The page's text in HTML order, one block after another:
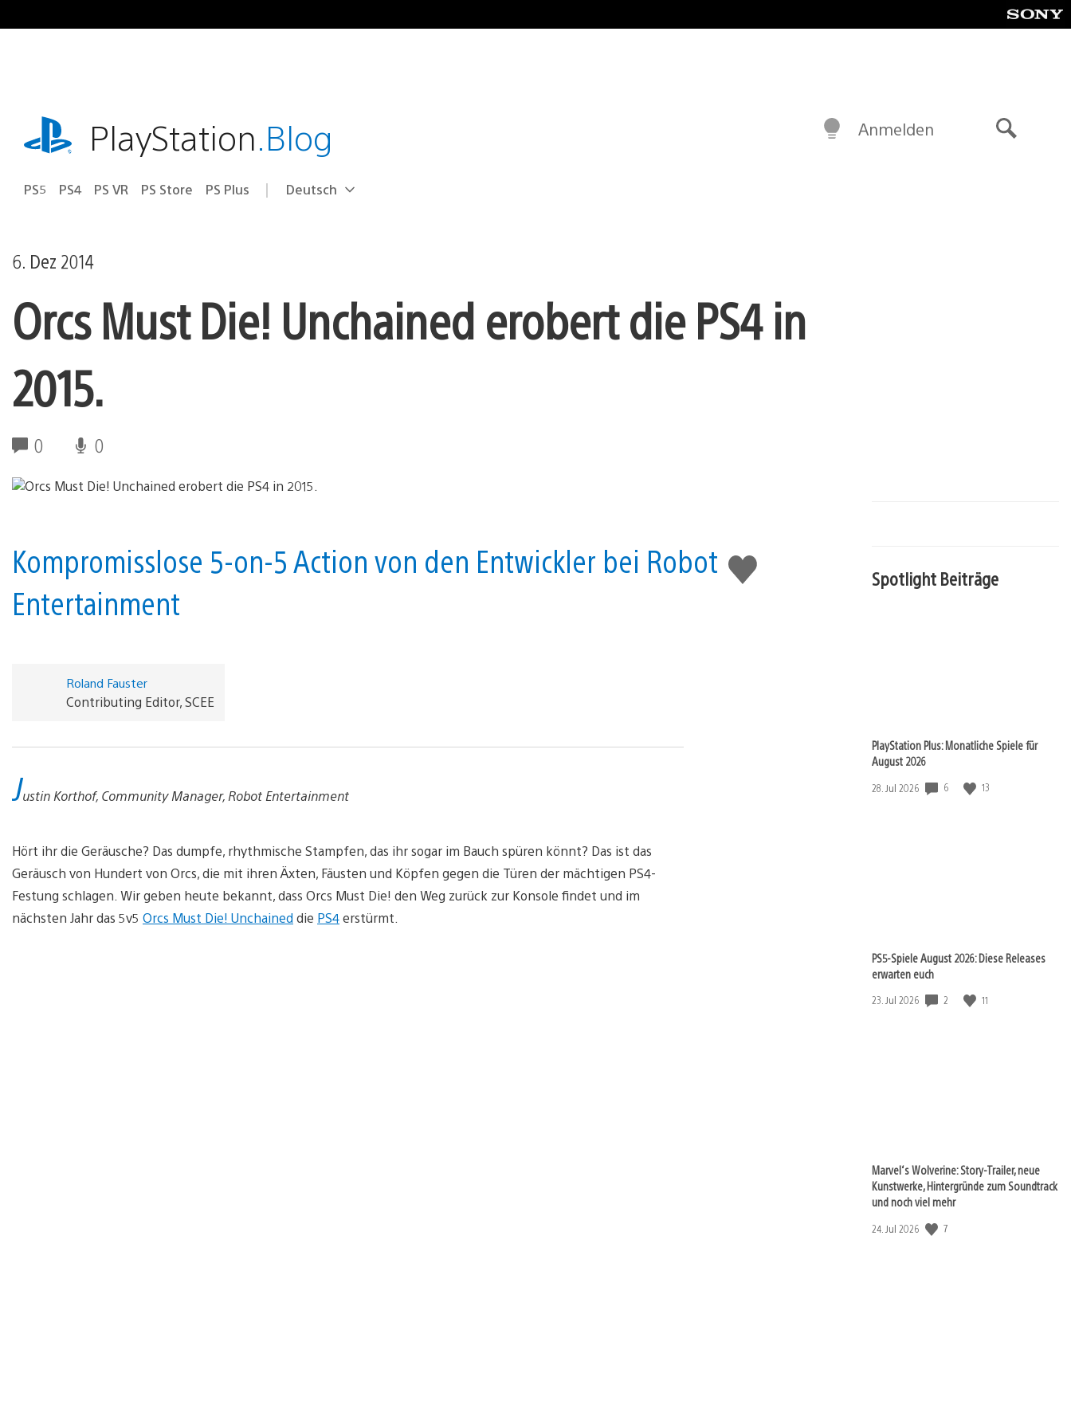
Inhalt
playstation.comPlayStation.Blog
PS5 PS4 PS VR PS Store PS Plus Select
Aktuelle
Deutsch
Anmelden
6. Dez 2014
Orcs Must Die! Unchained erobert die PS4 in
2015.
0 0
Gefällt
mir
Kompromisslose 5-on-5 Action von den Entwickler bei Robot
Entertainment
Roland Fauster
Contributing Editor, SCEE
Justin Korthof, Community Manager, Robot Entertainment
Hört ihr die Geräusche? Das dumpfe, rhythmische Stampfen, das ihr sogar im Bauch spüren könnt? Das ist das
Geräusch von Hundert von Orcs, die mit ihren Äxten, Fäusten und Köpfen gegen die Türen der mächtigen PS4-
Festung schlagen. Wir geben heute bekannt, dass Orcs Must Die! den Weg zurück zur Konsole findet und im
nächsten Jahr das 5v5 Orcs Must Die! Unchained die PS4erstürmt.
Spotlight Beiträge
PlayStation Plus: Monatliche Spiele für
August 2026
Veröffentlichungsdatum:
28. Jul 2026 6 13
PS5-Spiele August 2026: Diese Releases
erwarten euch
Veröffentlichungsdatum:
23. Jul 2026 2 11
Marvel‘s Wolverine: Story-Trailer, neue
Kunstwerke, Hintergründe zum Soundtrack
und noch viel mehr
Veröffentlichungsdatum:
24. Jul 2026 7